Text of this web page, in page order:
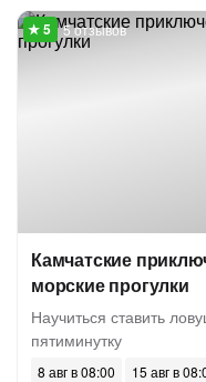
5 отзывов
Камчатские
морские прогулки
Научиться ставить
пятиминутку
8 авг в 08:00 15 авг в